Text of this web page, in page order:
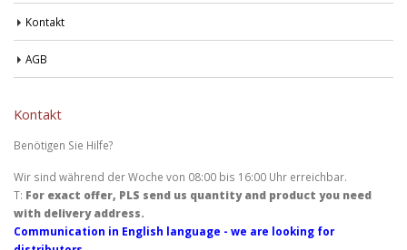
Kontakt
AGB
Kontakt
Benötigen Sie Hilfe?
Wir sind während der Woche von 08:00 bis 16:00 Uhr erreichbar.
T: For exact offer, PLS send us quantity and product you need
with delivery address.
Communication in English language - we are looking for